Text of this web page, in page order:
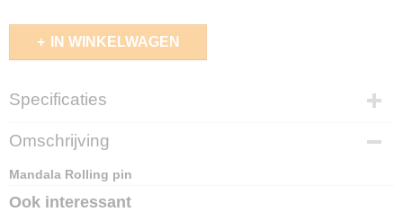
IN WINKELWAGEN
Specificaties
EAN code
8436574503586
Omschrijving
Mandala Rolling pin
Ook interessant